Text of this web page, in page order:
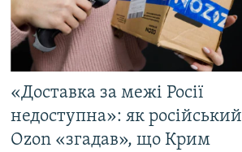
«Доставка за межі Росії
недоступна»: як російський
Ozon «згадав», що Крим